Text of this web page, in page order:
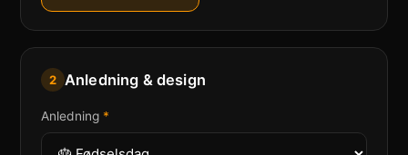
2 Anledning & design
Anledning *